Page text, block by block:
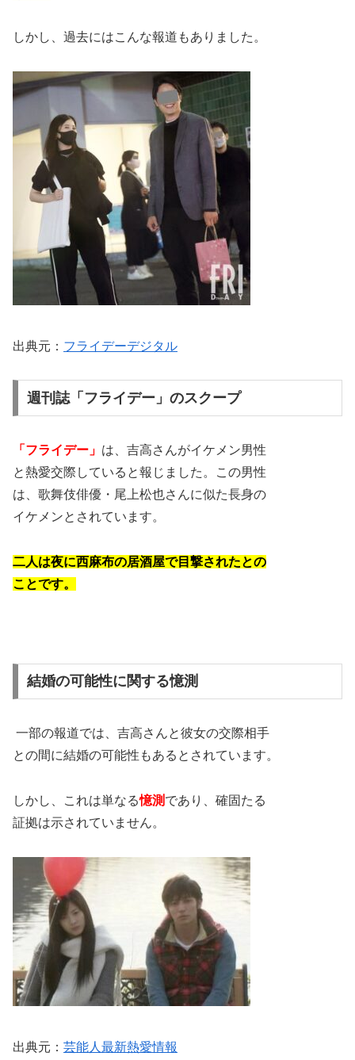
しかし、過去にはこんな報道もありました。
出典元： フライデーデジタル
週刊誌「フライデー」のスクープ
「フライデー」 は、吉高さんがイケメン男性
と熱愛交際していると報じました。この男性
は、歌舞伎俳優・尾上松也さんに似た長身の
イケメンとされています。
二人は夜に西麻布の居酒屋で目撃されたとの
ことです​​。
結婚の可能性に関する憶測
一部の報道では、吉高さんと彼女の交際相手
との間に結婚の可能性もあるとされています。
しかし、これは単なる憶測 であり、確固たる
証拠は示されていません​​。
出典元： 芸能人最新熱愛情報